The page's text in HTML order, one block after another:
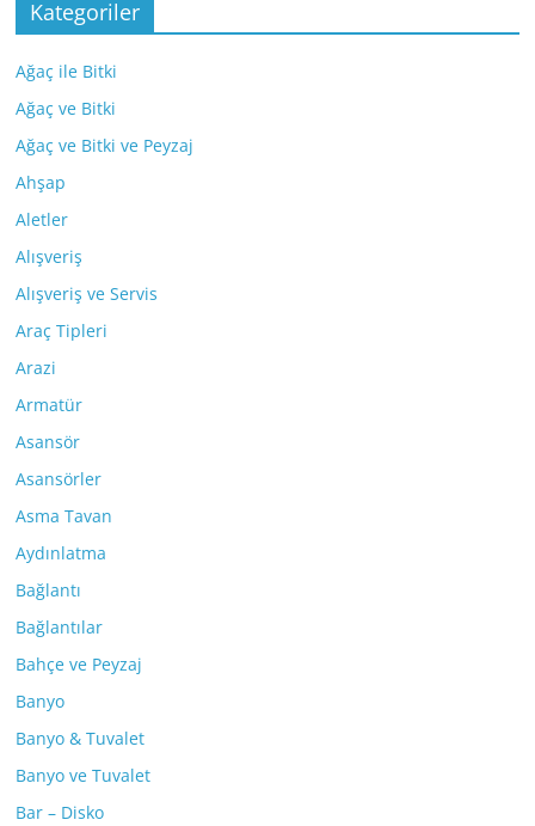
Kategoriler
Ağaç ile Bitki
Ağaç ve Bitki
Ağaç ve Bitki ve Peyzaj
Ahşap
Aletler
Alışveriş
Alışveriş ve Servis
Araç Tipleri
Arazi
Armatür
Asansör
Asansörler
Asma Tavan
Aydınlatma
Bağlantı
Bağlantılar
Bahçe ve Peyzaj
Banyo
Banyo & Tuvalet
Banyo ve Tuvalet
Bar – Disko